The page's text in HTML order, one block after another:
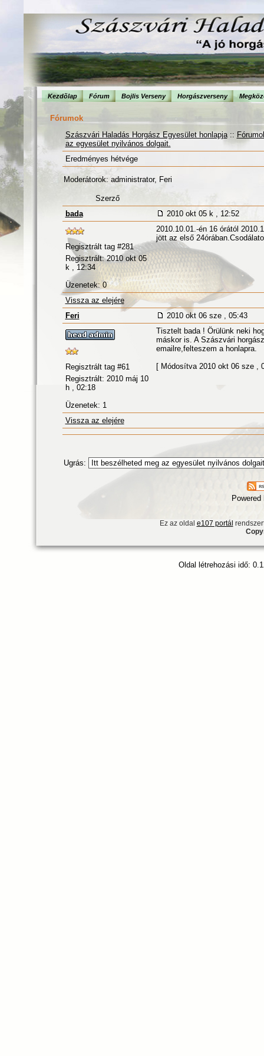
Kezdõlap Fórum Bojlis Verseny Horgászverseny
Fórumok
Szászvári Haladás Horgász Egyesület honlapja::
az egyesület nyilvános dolgait.
Eredményes hétvége
Moderátorok: administrator, Feri
Szerző
bada
2010 okt 05 k , 12:52
Regisztrált tag #281
Regisztrált: 2010 okt 05
k , 12:34
Üzenetek: 0
2010.10.01.-én 16 órától
jött az első
Vissza az elejére
Feri
2010 okt 06 sze , 05:43
Regisztrált tag #61
Regisztrált: 2010 máj 10
h , 02:18
Üzenetek: 1
Tisztelt bada ! Örülünk neki
máskor is. A Szászvári
[ Módosítva 2010 okt 06 sze ,
Vissza az elejére
Ugrás:
Ez az oldal e107 portál
Oldal létrehozási idő: